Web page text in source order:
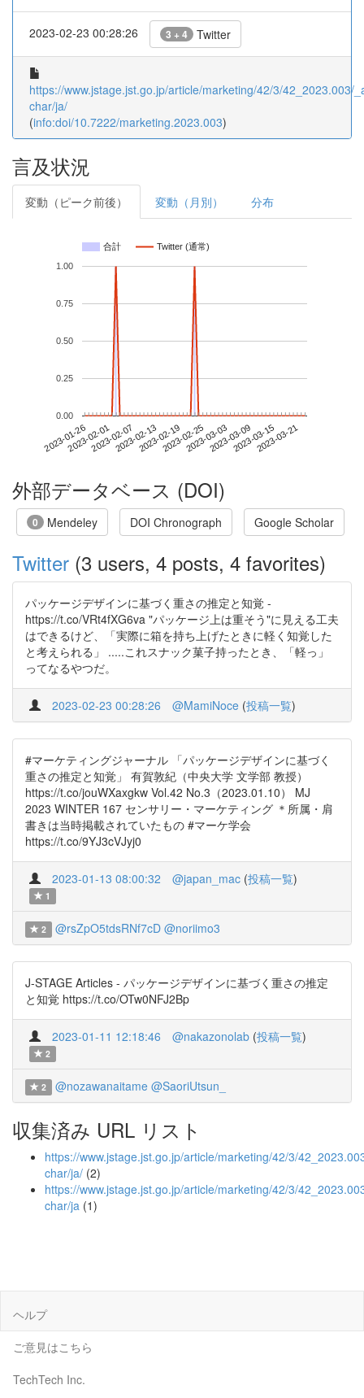
2023-02-23 00:28:26 3 + 4 Twitter
https://www.jstage.jst.go.jp/article/marketing/42/3/42_2023.003/
char/ja/
(info:doi/10.7222/marketing.2023.003)
言及状況
変動（ピーク前後） 変動（月別） 分布
合計 Twitter (通常)
2023-01-262023-02-012023-02-072023-02-132023-02-192023-02-252023-03-032023-03-092023-03-152023-03-21
0.00
0.25
0.50
0.75
1.00
外部データベース (DOI)
0 Mendeley DOI Chronograph Google Scholar
Twitter (3 users, 4 posts, 4 favorites)
パッケージデザインに基づく重さの推定と知覚 -
https://t.co/VRt4fXG6va "パッケージ上は重そう"に見える工夫
はできるけど、「実際に箱を持ち上げたときに軽く知覚した
と考えられる」 .....これスナック菓子持ったとき、「軽っ」
ってなるやつだ。
2023-02-23 00:28:26 @MamiNoce (投稿一覧)
#マーケティングジャーナル 「パッケージデザインに基づく
重さの推定と知覚」 有賀敦紀（中央大学 文学部 教授）
https://t.co/jouWXaxgkw Vol.42 No.3（2023.01.10） MJ
2023 WINTER 167 センサリー・マーケティング ＊所属・肩
書きは当時掲載されていたもの #マーケ学会
https://t.co/9YJ3cVJyj0
2023-01-13 08:00:32 @japan_mac (投稿一覧)
1
2 @rsZpO5tdsRNf7cD @noriimo3
J-STAGE Articles - パッケージデザインに基づく重さの推定
と知覚 https://t.co/OTw0NFJ2Bp
2023-01-11 12:18:46 @nakazonolab (投稿一覧)
2
2 @nozawanaitame @SaoriUtsun_
収集済み URL リスト
https://www.jstage.jst.go.jp/article/marketing/42/3/
char/ja/ (2)
https://www.jstage.jst.go.jp/article/marketing/42/3/
char/ja (1)
ヘルプ
ご意見はこちら
TechTech Inc.